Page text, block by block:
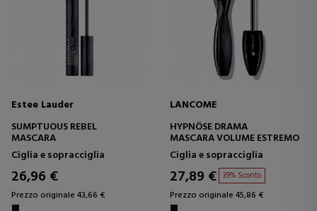
Estee Lauder
SUMPTUOUS REBEL
MASCARA
Ciglia e sopracciglia
26,96 €
Prezzo originale 43,66 €
LANCOME
HYPNÔSE DRAMA
MASCARA VOLUME ESTREMO
Ciglia e sopracciglia
27,89 € 39% Sconto
Prezzo originale 45,86 €